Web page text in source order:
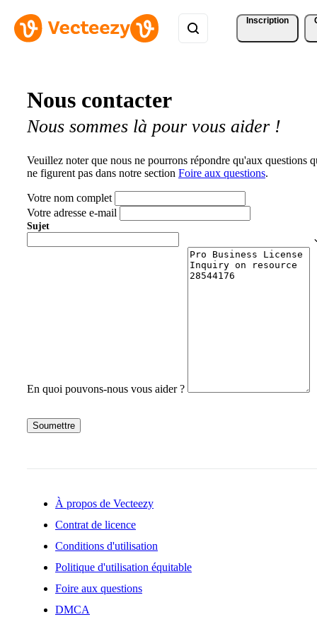
Inscription
Nous contacter
Nous sommes là pour vous aider !
Veuillez noter que nous ne pourrons répondre qu'aux questions
ne figurent pas dans notre section Foire aux questions.
Votre nom complet
Votre adresse e-mail
Sujet
En quoi pouvons-nous vous aider ?
Soumettre
À propos de Vecteezy
Contrat de licence
Conditions d'utilisation
Politique d'utilisation équitable
Foire aux questions
DMCA